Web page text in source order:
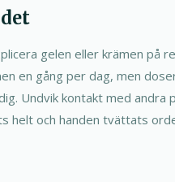
gelen eller krämen på
en gång per dag, men
Undvik kontakt med andra
helt och handen tvättats